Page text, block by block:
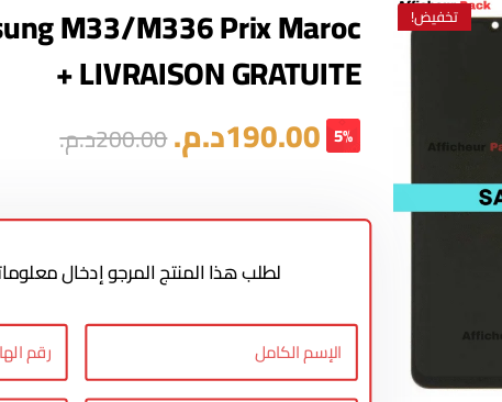
تخفيض!
M33/M336 Prix Maroc
+ LIVRAISON GRATUITE
190.00د.م.200.00د.م. 5%
لطلب هذا المنتج المرجو إدخال